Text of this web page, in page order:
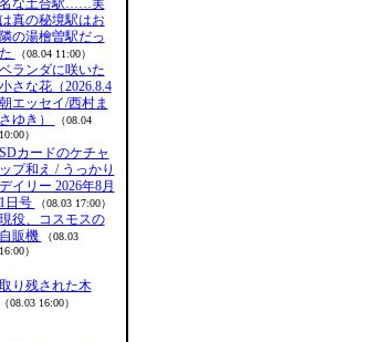
名な土合駅……実
は真の秘境駅はお
隣の湯檜曽駅だっ
た
（08.04 11:00）
ベランダに咲いた
小さな花（2026.8.4
朝エッセイ/西村ま
さゆき）
（08.04
10:00）
SDカードのケチャ
ップ和え / うっかり
デイリー 2026年8月
1日号
（08.03 17:00）
現役、コスモスの
自販機
（08.03
16:00）
取り残された木
（08.03 16:00）